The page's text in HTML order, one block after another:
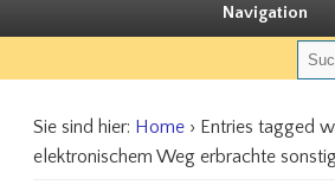
Navigation
Sie sind hier: Home› Entries tagged
elektronischem Weg erbrachte